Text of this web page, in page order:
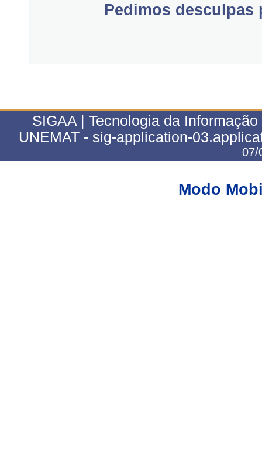
Pedimos
SIGAA | Tecnologia da
UNEMAT - sig-application-
07/
Modo